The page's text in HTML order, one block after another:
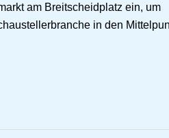
am Breitscheidplatz ein, um
in den